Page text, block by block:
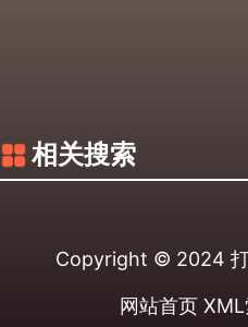
相关搜索
Copyright © 2024
网站首页 XML